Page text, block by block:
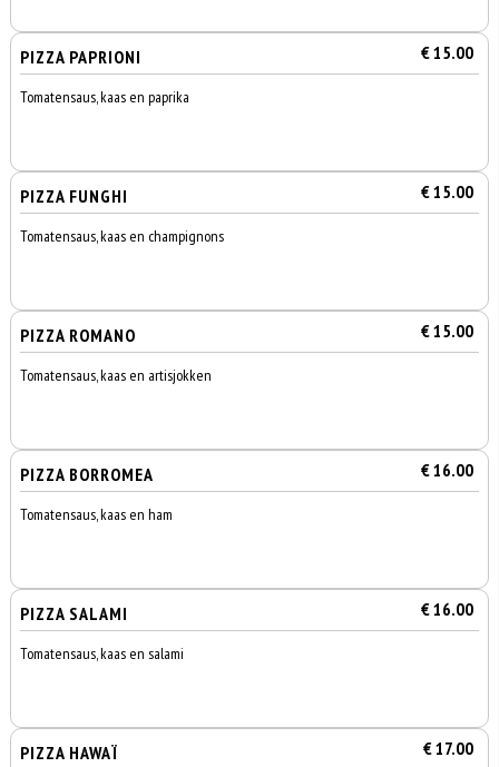
PIZZA PAPRIONI € 15.00
Tomatensaus, kaas en paprika
PIZZA FUNGHI € 15.00
Tomatensaus, kaas en champignons
PIZZA ROMANO € 15.00
Tomatensaus, kaas en artisjokken
PIZZA BORROMEA € 16.00
Tomatensaus, kaas en ham
PIZZA SALAMI € 16.00
Tomatensaus, kaas en salami
PIZZA HAWAÏ € 17.00